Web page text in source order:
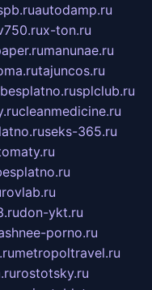
autodamp.ru
x-ton.ru
manunae.ru
tajuncos.ru
splclub.ru
cleanmedicine.ru
seks-365.ru
don-ykt.ru
porno.ru
metropoltravel.ru
rostotsky.ru